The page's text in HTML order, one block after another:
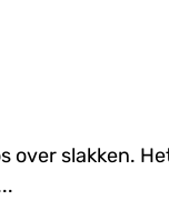
over slakken.